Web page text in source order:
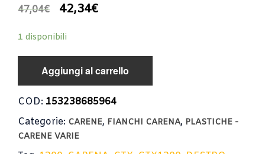
47,04€ 42,34€
1 disponibili
Aggiungi al carrello
COD: 153238685964
Categorie: CARENE, FIANCHI CARENA, PLASTICHE -
CARENE VARIE